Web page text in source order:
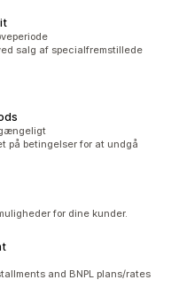
salg af specialfremstillede
på betingelser for at undgå
for dine kunder.
and BNPL plans/rates